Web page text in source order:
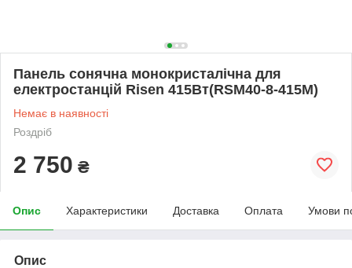
Панель сонячна монокристалічна для
електростанцій Risen 415Вт(RSM40-8-415M)
Немає в наявності
Роздріб
2 750 ₴
Опис Характеристики Доставка Оплата Умови
Опис